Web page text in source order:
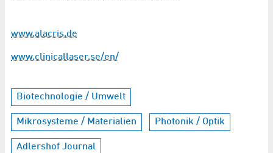
www.alacris.de
www.clinicallaser.se/en/
Biotechnologie / Umwelt
Mikrosysteme / Materialien Photonik / Optik
Adlershof Journal